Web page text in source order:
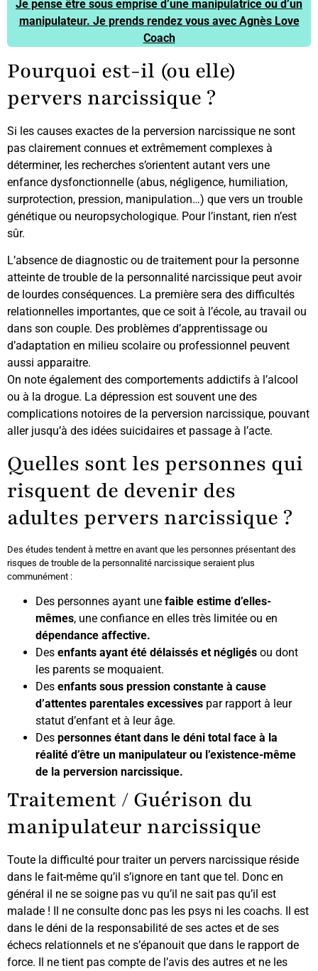
Je pense être sous emprise d’une manipulatrice ou d’un
manipulateur. Je prends rendez vous avec Agnès Love
Coach
Pourquoi est-il (ou elle)
pervers narcissique ?
Si les causes exactes de la perversion narcissique ne sont
pas clairement connues et extrêmement complexes à
déterminer, les recherches s’orientent autant vers une
enfance dysfonctionnelle (abus, négligence, humiliation,
surprotection, pression, manipulation…) que vers un trouble
génétique ou neuropsychologique. Pour l’instant, rien n’est
sûr.
L’absence de diagnostic ou de traitement pour la personne
atteinte de trouble de la personnalité narcissique peut avoir
de lourdes conséquences. La première sera des difficultés
relationnelles importantes, que ce soit à l’école, au travail ou
dans son couple. Des problèmes d’apprentissage ou
d’adaptation en milieu scolaire ou professionnel peuvent
aussi apparaitre.
On note également des comportements addictifs à l’alcool
ou à la drogue. La dépression est souvent une des
complications notoires de la perversion narcissique, pouvant
aller jusqu’à des idées suicidaires et passage à l’acte.
Quelles sont les personnes qui
risquent de devenir des
adultes pervers narcissique ?
Des études tendent à mettre en avant que les personnes présentant des
risques de trouble de la personnalité narcissique seraient plus
communément :
Des personnes ayant une faible estime d’elles-
mêmes, une confiance en elles très limitée ou en
dépendance affective.
Des enfants ayant été délaissés et négligés ou dont
les parents se moquaient.
Des enfants sous pression constante à cause
d’attentes parentales excessives par rapport à leur
statut d’enfant et à leur âge.
Des personnes étant dans le déni total face à la
réalité d’être un manipulateur ou l’existence-même
de la perversion narcissique.
Traitement / Guérison du
manipulateur narcissique
Toute la difficulté pour traiter un pervers narcissique réside
dans le fait-même qu’il s’ignore en tant que tel. Donc en
général il ne se soigne pas vu qu’il ne sait pas qu’il est
malade ! Il ne consulte donc pas les psys ni les coachs. Il est
dans le déni de la responsabilité de ses actes et de ses
échecs relationnels et ne s’épanouit que dans le rapport de
force. Il ne tient pas compte de l’avis des autres et ne les